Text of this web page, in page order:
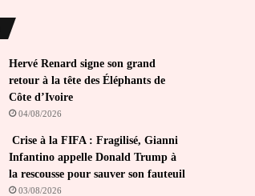
Hervé Renard signe son grand
retour à la tête des Éléphants de
Côte d’Ivoire
04/08/2026
Crise à la FIFA : Fragilisé, Gianni
Infantino appelle Donald Trump à
la rescousse pour sauver son fauteuil
03/08/2026